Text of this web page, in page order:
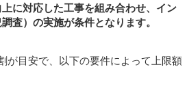
に対応した工事を組み合わせ、イン
査）の実施が条件となります。
が目安で、以下の要件によって上限額